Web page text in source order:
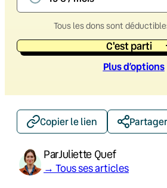
Tous les dons sont
C'est parti
Plus d’options
Copier le lien Partager
ParJuliette Quef
→ Tous ses articles